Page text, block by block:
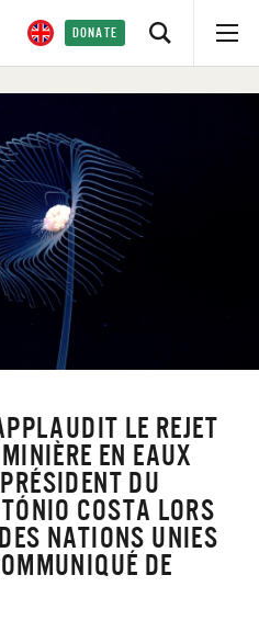
DONATE
LE REJET
EN EAUX
DU
COSTA LORS
NATIONS UNIES
DE